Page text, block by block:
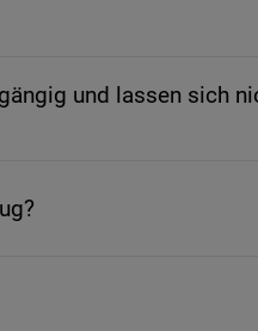
und lassen sich